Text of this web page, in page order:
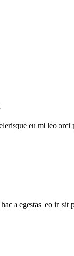
eu mi leo
a egestas leo in sit